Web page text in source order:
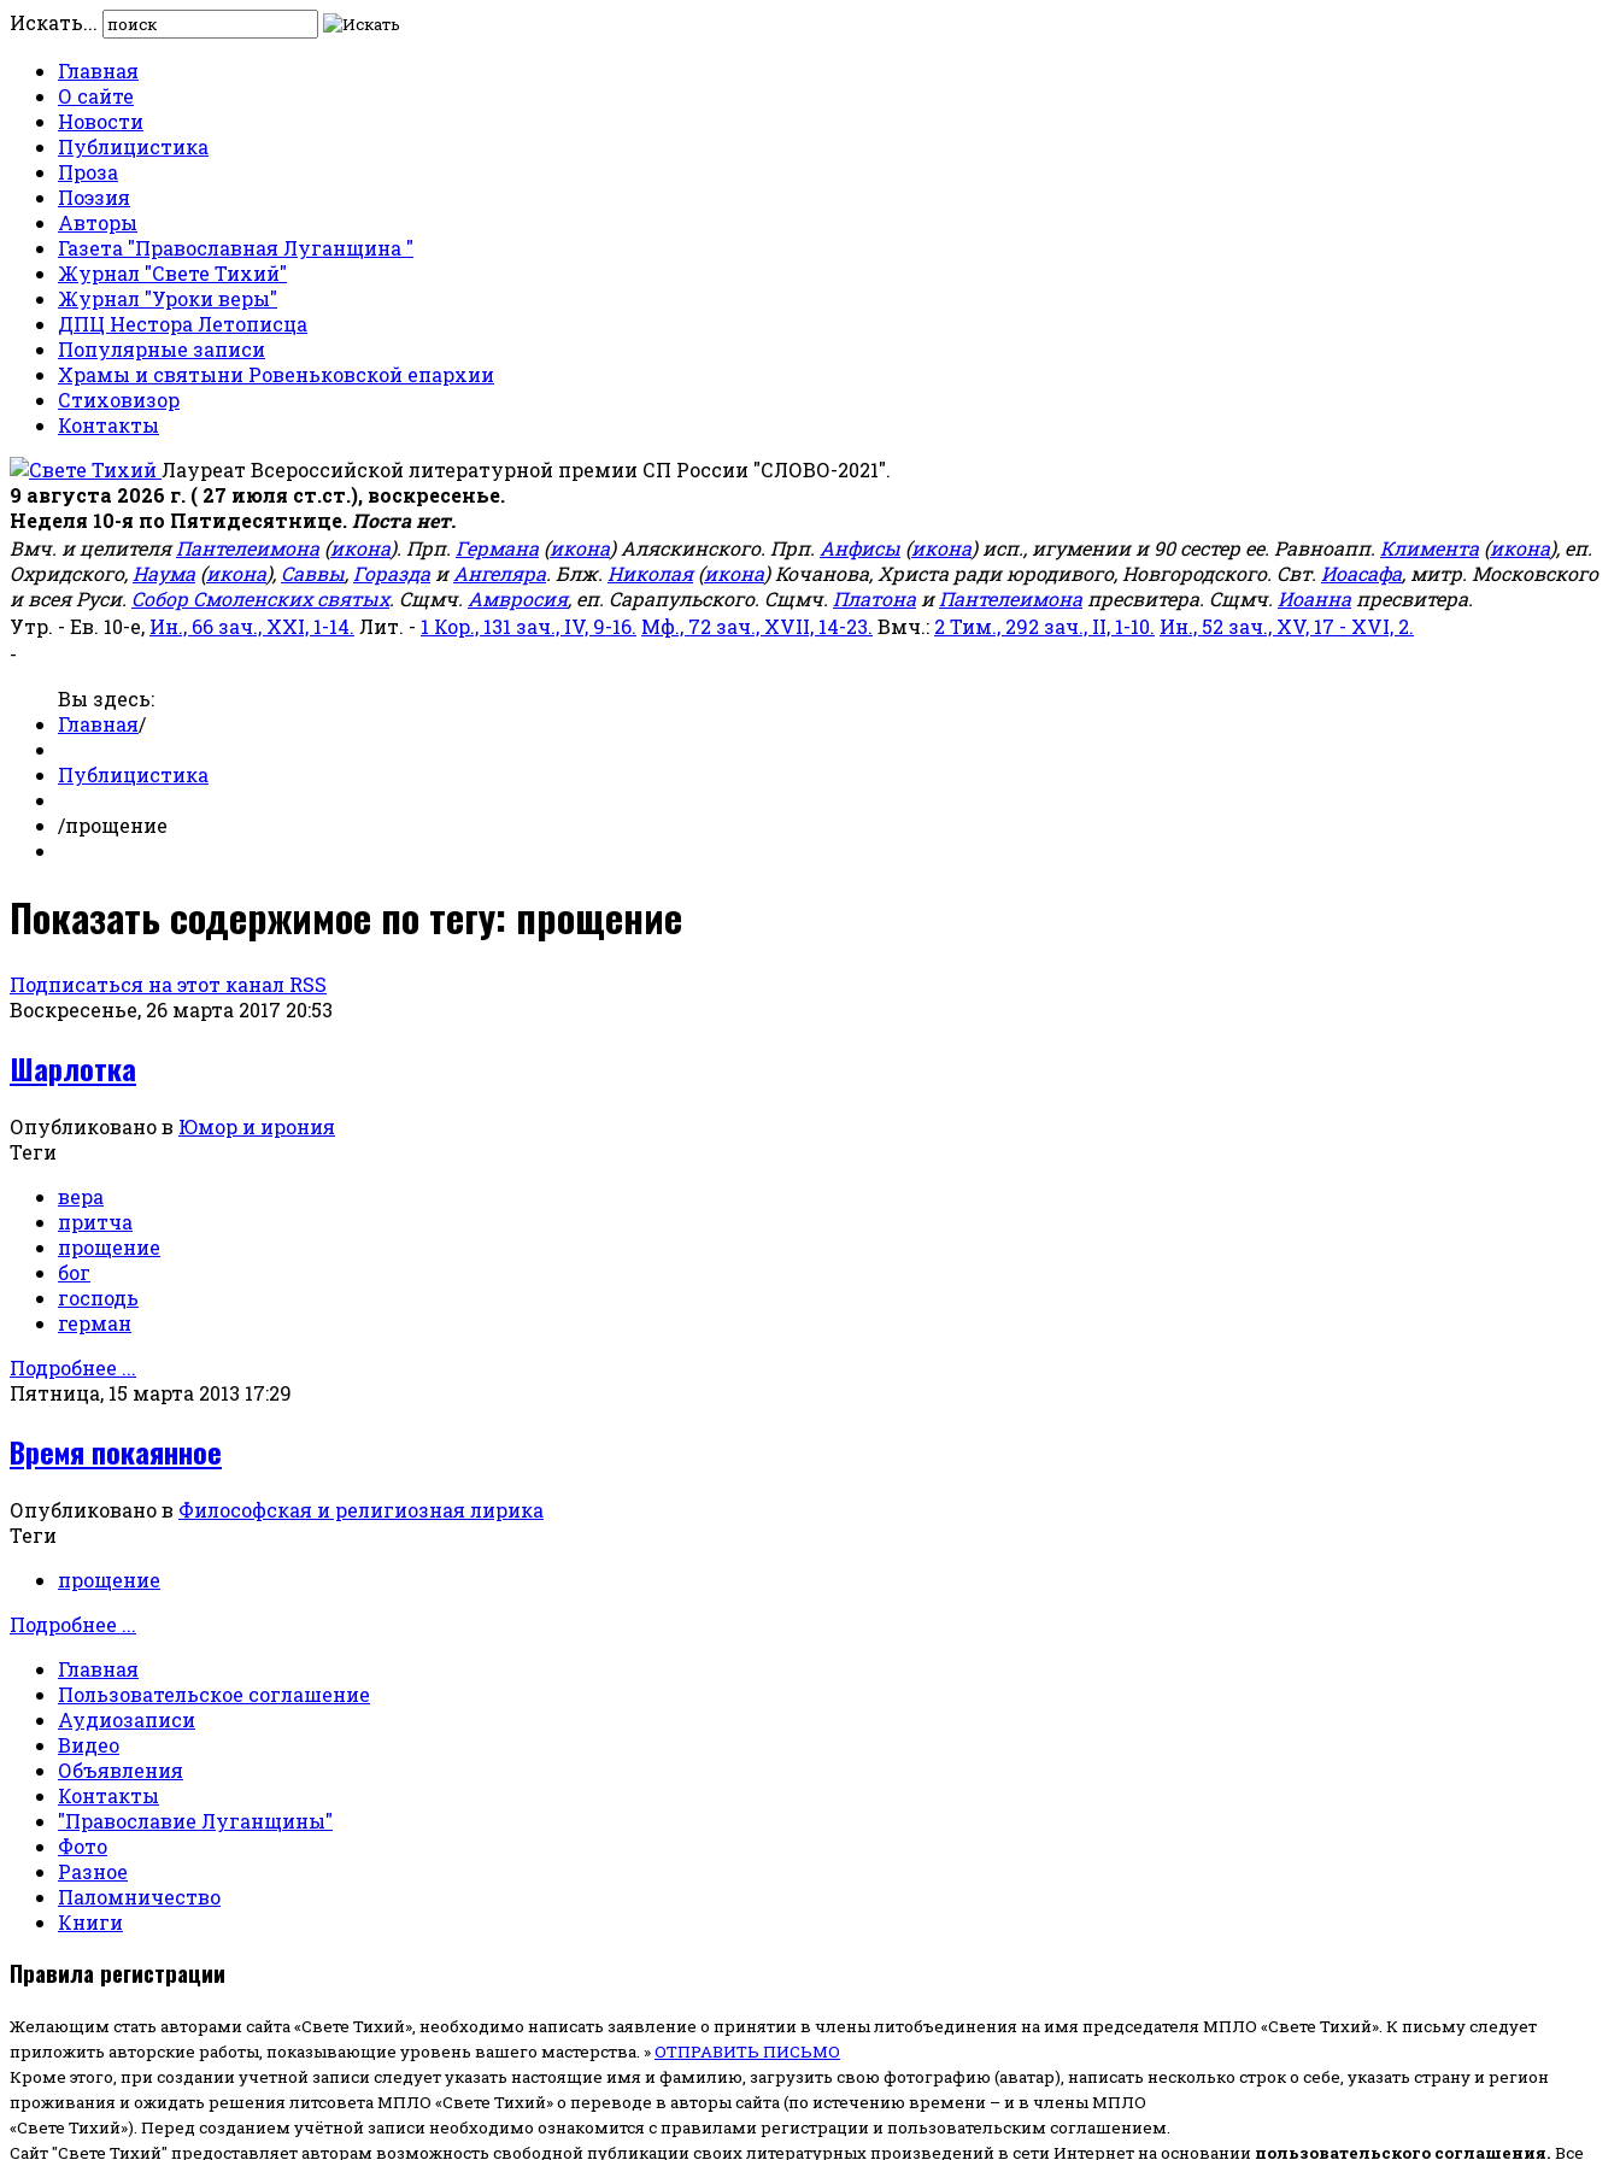
Искать...
Главная
О сайте
Новости
Публицистика
Проза
Поэзия
Авторы
Газета "Православная Луганщина "
Журнал "Свете Тихий"
Журнал "Уроки веры"
ДПЦ Нестора Летописца
Популярные записи
Храмы и святыни Ровеньковской епархии
Стиховизор
Контакты
Лауреат Всероссийской литературной премии СП России "СЛОВО-2021".
9 августа 2026 г. ( 27 июля ст.ст.), воскресенье.
Неделя 10-я по Пятидесятнице. Поста нет.
Вмч. и целителяПантелеимона (икона). Прп. Германа (икона) Аляскинского. Прп. Анфисы (икона) исп., игумении и 90 сестер ее. Равноапп. Климента (икона), еп.
Охридского, Наума (икона), Саввы, Горазда иАнгеляра. Блж. Николая(икона) Кочанова, Христа ради юродивого, Новгородского. Свт. Иоасафа, митр. Московского
и всея Руси. Собор Смоленских святых. Сщмч. Амвросия, еп. Сарапульского. Сщмч. Платона иПантелеимона пресвитера. Сщмч. Иоанна пресвитера.
Утр. - Ев. 10-е, Ин., 66 зач., XXI, 1-14. Лит. - 1 Кор., 131 зач., IV, 9-16. Мф., 72 зач., XVII, 14-23. Вмч.: 2 Тим., 292 зач., II, 1-10. Ин., 52 зач., XV, 17 - XVI, 2.
-
Вы здесь:
Главная/
Публицистика
/прощение
Показать содержимое по тегу: прощение
Подписаться на этот канал RSS
Воскресенье, 26 марта 2017 20:53
Шарлотка
Опубликовано в Юмор и ирония
Теги
вера
притча
прощение
бог
господь
герман
Подробнее ...
Пятница, 15 марта 2013 17:29
Время покаянное
Опубликовано в Философская и религиозная лирика
Теги
прощение
Подробнее ...
Главная
Пользовательское соглашение
Аудиозаписи
Видео
Объявления
Контакты
"Православие Луганщины"
Фото
Разное
Паломничество
Книги
Правила регистрации
Желающим стать авторами сайта «Свете Тихий», необходимо написать заявление о принятии в члены литобъединения на имя председателя МПЛО «Свете Тихий». К письму следует
приложить авторские работы, показывающие уровень вашего мастерства. »ОТПРАВИТЬ ПИСЬМО
Кроме этого, при создании учетной записи следует указать настоящие имя и фамилию, загрузить свою фотографию (аватар), написать несколько строк о себе, указать страну и регион
проживания и ожидать решения литсовета МПЛО «Свете Тихий» о переводе в авторы сайта (по истечению времени – и в члены МПЛО
«Свете Тихий»). Перед созданием учётной записи необходимо ознакомится с правилами регистрации и пользовательским соглашением.
Сайт "Свете Тихий" предоставляет авторам возможность свободной публикации своих литературных произведений в сети Интернет на основании пользовательского соглашения. Все